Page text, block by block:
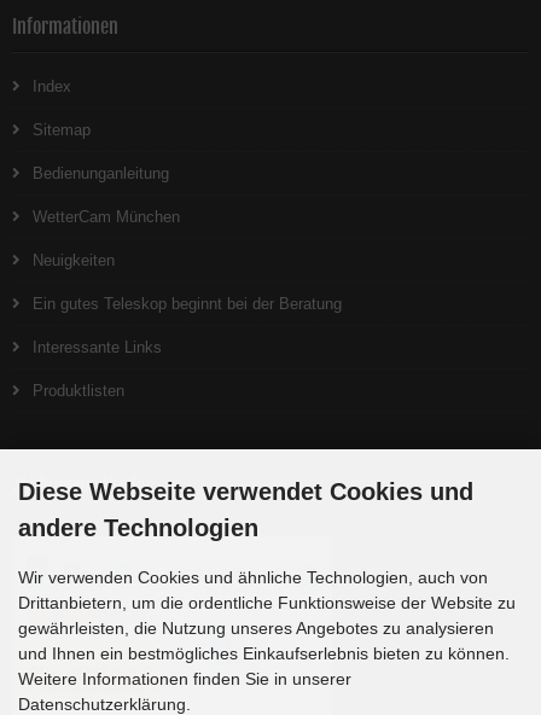
Informationen
Index
Sitemap
Bedienunganleitung
WetterCam München
Neuigkeiten
Ein gutes Teleskop beginnt bei der Beratung
Interessante Links
Produktlisten
Zahlungsmethoden
Diese Webseite verwendet Cookies und
andere Technologien
Wir verwenden Cookies und ähnliche Technologien, auch von
Drittanbietern, um die ordentliche Funktionsweise der Website zu
gewährleisten, die Nutzung unseres Angebotes zu analysieren
und Ihnen ein bestmögliches Einkaufserlebnis bieten zu können.
Weitere Informationen finden Sie in unserer
Datenschutzerklärung.